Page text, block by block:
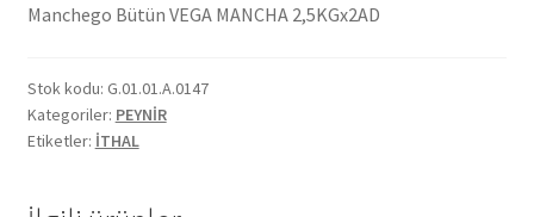
İtalyan Mutfağı
Manchego Bütün VEGA MANCHA 2,5KGx2AD
Stok kodu: G.01.01.A.0147
Kategoriler: PEYNİR
Etiketler: İTHAL